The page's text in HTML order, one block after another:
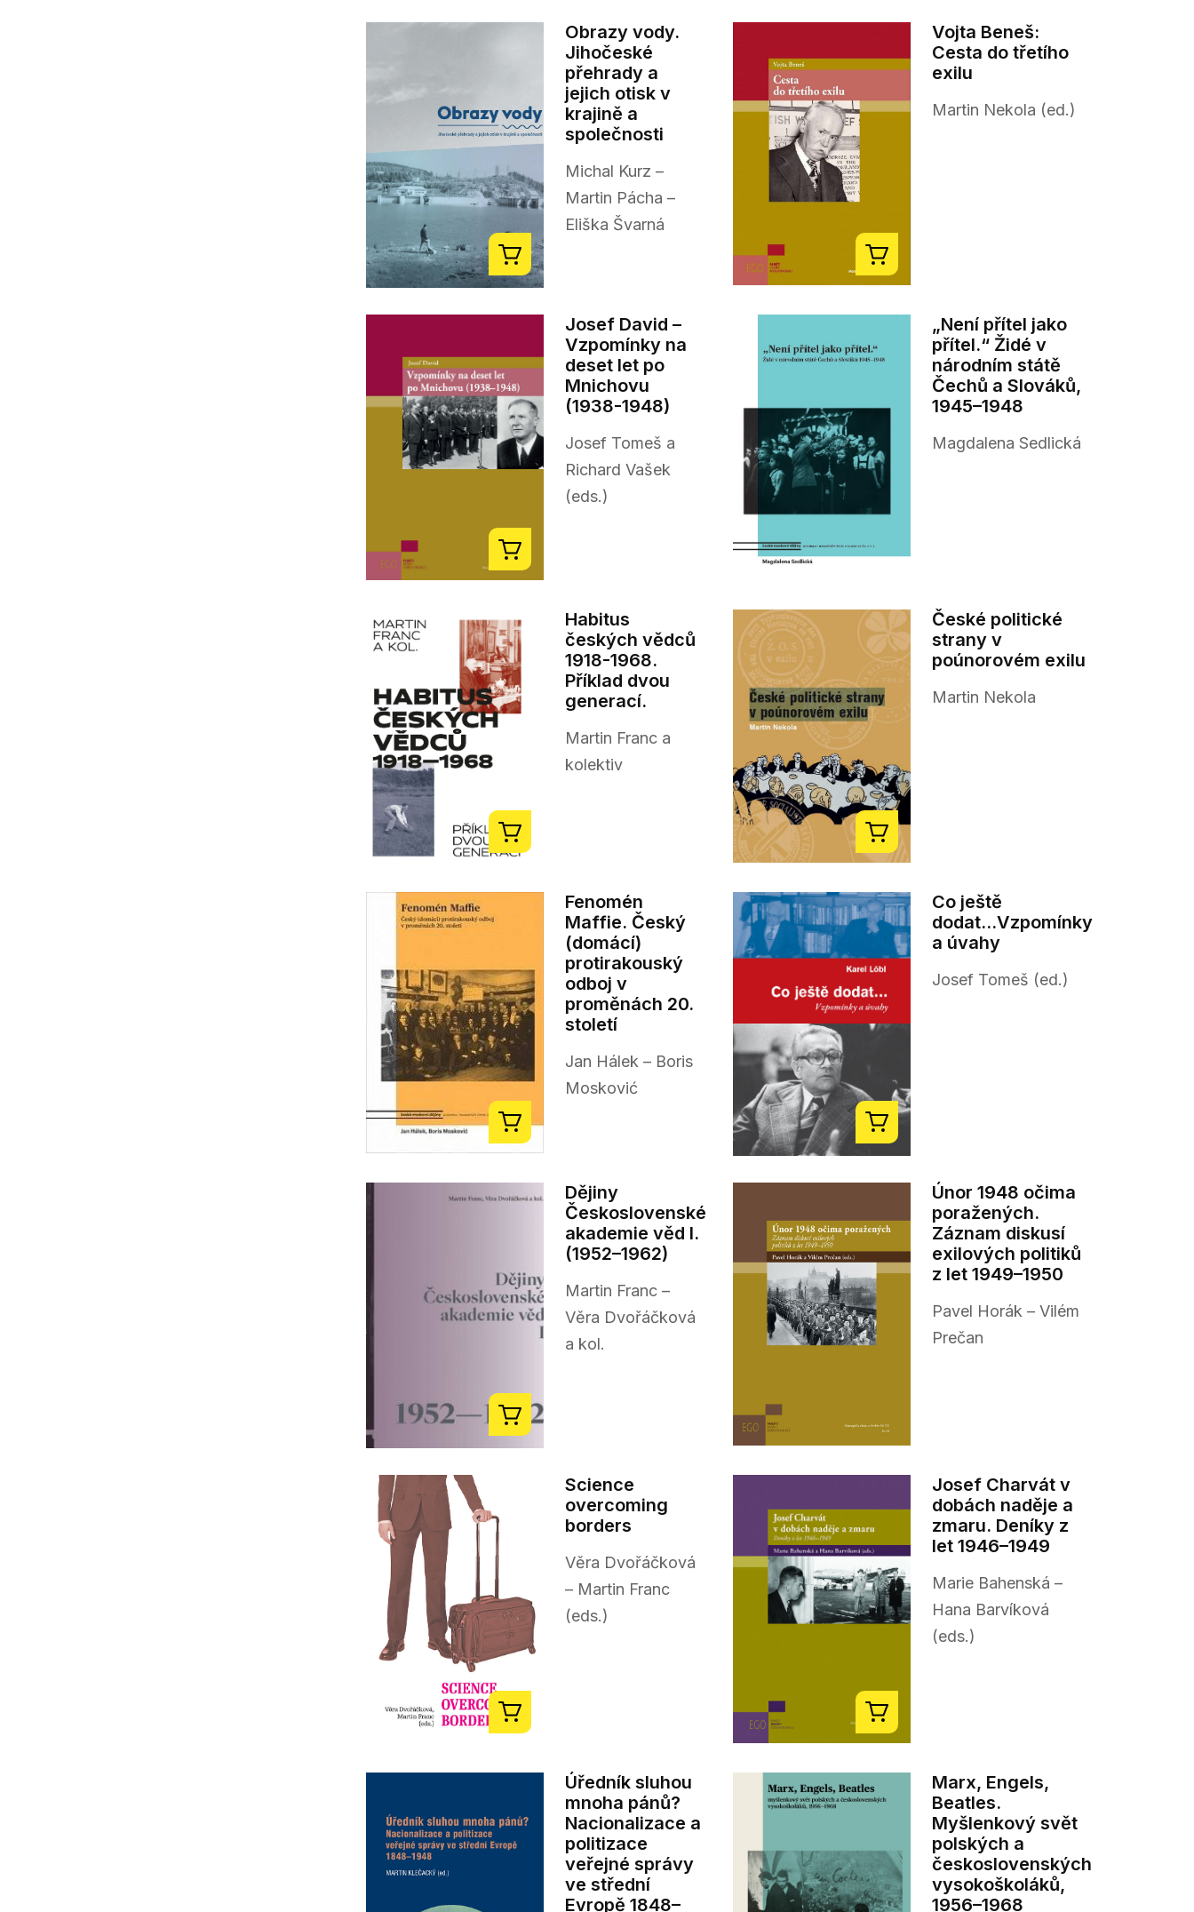
Obrazy vody.
Jihočeské
přehrady a
jejich otisk v
krajině a
společnosti
Michal Kurz –
Martin Pácha –
Eliška Švarná
Vojta Beneš:
Cesta do třetího
exilu
Martin Nekola (ed.)
Josef David –
Vzpomínky na
deset let po
Mnichovu
(1938-1948)
Josef Tomeš a
Richard Vašek
(eds.)
„Není přítel jako
přítel.“ Židé v
národním státě
Čechů a Slováků,
1945–1948
Magdalena Sedlická
Habitus
českých vědců
1918-1968.
Příklad dvou
generací.
Martin Franc a
kolektiv
České politické
strany v
poúnorovém exilu
Martin Nekola
Fenomén
Maffie. Český
(domácí)
protirakouský
odboj v
proměnách 20.
století
Jan Hálek – Boris
Mosković
Co ještě
dodat...Vzpomínky
a úvahy
Josef Tomeš (ed.)
Dějiny
Československé
akademie věd I.
(1952–1962)
Martin Franc –
Věra Dvořáčková
a kol.
Únor 1948 očima
poražených.
Záznam diskusí
exilových politiků
z let 1949–1950
Pavel Horák – Vilém
Prečan
Science
overcoming
borders
Věra Dvořáčková
– Martin Franc
(eds.)
Josef Charvát v
dobách naděje a
zmaru. Deníky z
let 1946–1949
Marie Bahenská –
Hana Barvíková
(eds.)
Úředník sluhou
mnoha pánů?
Nacionalizace a
politizace
veřejné správy
ve střední
Evropě 1848–
Marx, Engels,
Beatles.
Myšlenkový svět
polských a
československých
vysokoškoláků,
1956–1968